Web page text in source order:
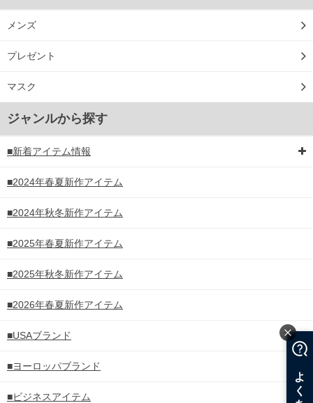
メンズ
プレゼント
マスク
ジャンルから探す
■新着アイテム情報
■2024年春夏新作アイテム
■2024年秋冬新作アイテム
■2025年春夏新作アイテム
■2025年秋冬新作アイテム
■2026年春夏新作アイテム
■USAブランド
■ヨーロッパブランド
■ビジネスアイテム